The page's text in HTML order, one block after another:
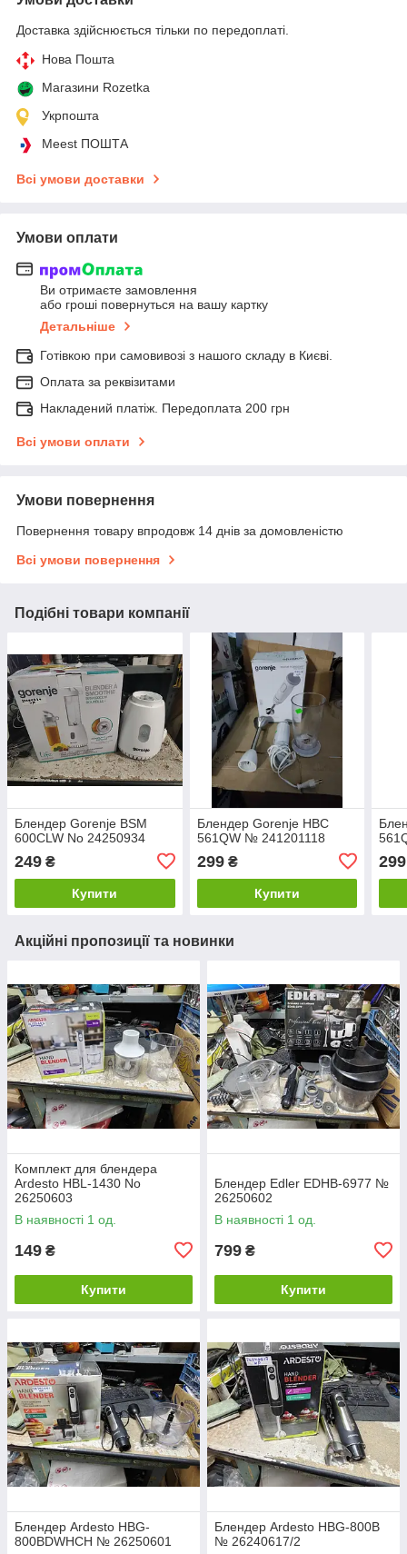
Доставка здійснюється тільки по передоплаті.
Нова Пошта
Магазини Rozetka
Укрпошта
Meest ПОШТА
Всі умови доставки
Умови оплати
Ви отримаєте замовлення
або гроші повернуться на вашу картку
Детальніше
Готівкою при самовивозі з нашого складу в Києві.
Оплата за реквізитами
Накладений платіж. Передоплата 200 грн
Всі умови оплати
Умови повернення
Повернення товару впродовж 14 днів за домовленістю
Всі умови повернення
Подібні товари компанії
Блендер Gorenje BSM
600CLW No 24250934
249 ₴
Купити
Блендер Gorenje HBC
561QW № 241201118
299₴
Купити
299
Акційні пропозиції та новинки
Комплект для блендера
Ardesto HBL-1430 No
26250603
В наявності 1 од.
149 ₴
Купити
Блендер Edler EDHB-6977 №
26250602
В наявності 1 од.
799 ₴
Купити
Блендер Ardesto HBG-
800BDWHCH № 26250601
Блендер Ardesto HBG-800B
№ 26240617/2